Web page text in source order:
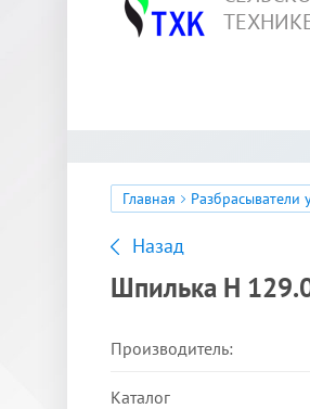
Главная Разбрасыватели
Назад
Шпилька Н
Производитель:
Каталог